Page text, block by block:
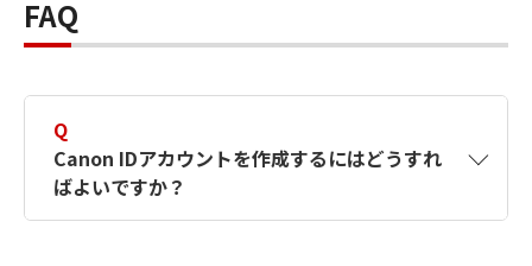
FAQ
Q
Canon IDアカウントを作成するにはどうすれ
ばよいですか？